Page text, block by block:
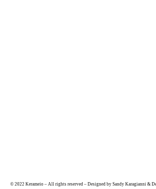
© 2022 Kerameio – All rights reserved – Designed by Sandy Karagianni &